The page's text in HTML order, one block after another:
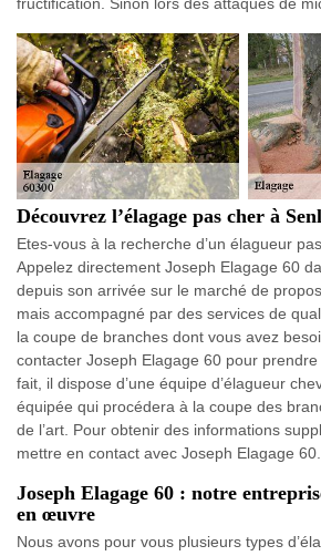
Découvrez l’élagage pas cher à
Etes-vous à la recherche d’un élagueur
Appelez directement Joseph Elagage 60
depuis son arrivée sur le marché de
mais accompagné par des services de
la coupe de branches dont vous avez
contacter Joseph Elagage 60 pour
fait, il dispose d’une équipe d’élagueur
équipée qui procédera à la coupe des
de l’art. Pour obtenir des informations
mettre en contact avec Joseph Elagage 60.
Joseph Elagage 60 : notre
en œuvre
Nous avons pour vous plusieurs types